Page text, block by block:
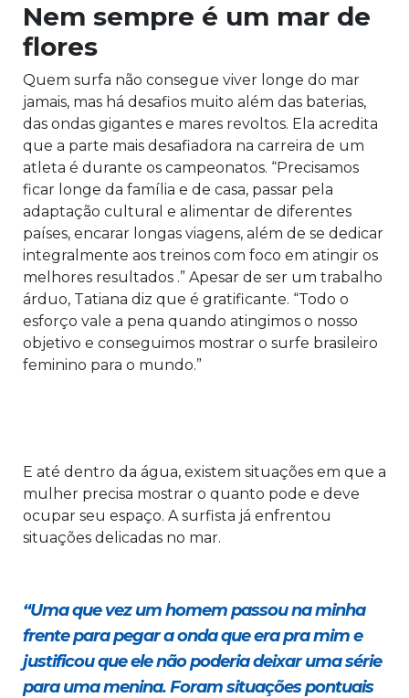
Nem sempre é um mar de
flores
Quem surfa não consegue viver longe do mar
jamais, mas há desafios muito além das baterias,
das ondas gigantes e mares revoltos. Ela acredita
que a parte mais desafiadora na carreira de um
atleta é durante os campeonatos. “Precisamos
ficar longe da família e de casa, passar pela
adaptação cultural e alimentar de diferentes
países, encarar longas viagens, além de se dedicar
integralmente aos treinos com foco em atingir os
melhores resultados .” Apesar de ser um trabalho
árduo, Tatiana diz que é gratificante. “Todo o
esforço vale a pena quando atingimos o nosso
objetivo e conseguimos mostrar o surfe brasileiro
feminino para o mundo.”
E até dentro da água, existem situações em que a
mulher precisa mostrar o quanto pode e deve
ocupar seu espaço. A surfista já enfrentou
situações delicadas no mar.
“Uma que vez um homem passou na minha
frente para pegar a onda que era pra mim e
justificou que ele não poderia deixar uma série
para uma menina. Foram situações pontuais